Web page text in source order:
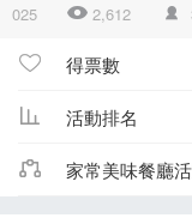
025 2,612
得票數
活動排名
家常美味餐廳